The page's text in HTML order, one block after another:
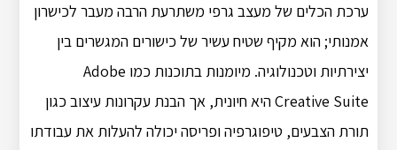
ערכת הכלים של מעצב גרפי משתרעת הרבה מעבר לכישרון
אמנותי; הוא מקיף שטיח עשיר של כישורים המגשרים בין
יצירתיות וטכנולוגיה. מיומנות בתוכנות כמו Adobe
Creative Suite היא חיונית, אך הבנת עקרונות עיצוב כגון
תורת הצבעים, טיפוגרפיה ופריסה יכולה להעלות את עבודתו